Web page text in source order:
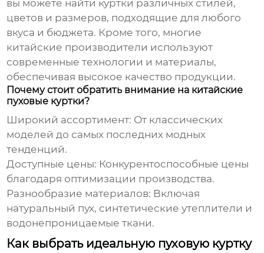
вы можете найти куртки различных стилей,
цветов и размеров, подходящие для любого
вкуса и бюджета. Кроме того, многие
китайские производители используют
современные технологии и материалы,
обеспечивая высокое качество продукции.
Почему стоит обратить внимание на китайские
пуховые куртки?
Широкий ассортимент: От классических
моделей до самых последних модных
тенденций.
Доступные цены: Конкурентоспособные цены
благодаря оптимизации производства.
Разнообразие материалов: Включая
натуральный пух, синтетические утеплители и
водонепроницаемые ткани.
Как выбрать идеальную пуховую куртку